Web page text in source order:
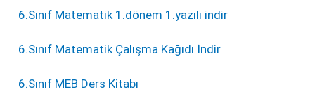
6.Sınıf Matematik 1.dönem 1.yazılı indir
6.Sınıf Matematik Çalışma Kağıdı İndir
6.Sınıf MEB Ders Kitabı